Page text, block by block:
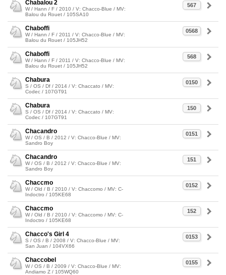
567
Chabalou 2
W / Hann / F / 2010 / V: Chacco-Blue / MV:
Balou du Rouet / 105SA10
0568
Chaboffi
W / Hann / F / 2011 / V: Chacco-Blue / MV:
Balou du Rouet / 105JH52
568
Chaboffi
W / Hann / F / 2011 / V: Chacco-Blue / MV:
Balou du Rouet / 105JH52
0150
Chabura
S / OS / Df / 2014 / V: Chaccato / MV:
Codec / 107GT91
150
Chabura
S / OS / Df / 2014 / V: Chaccato / MV:
Codec / 107GT91
0151
Chacandro
W / OS / B / 2012 / V: Chacco-Blue / MV:
Sandro Boy
151
Chacandro
W / OS / B / 2012 / V: Chacco-Blue / MV:
Sandro Boy
0152
Chaccmo
W / Old / B / 2010 / V: Chaccomo / MV: C-
Indoctro / 105KE68
152
Chaccmo
W / Old / B / 2010 / V: Chaccomo / MV: C-
Indoctro / 105KE68
0153
Chacco's Girl 4
S / OS / B / 2008 / V: Chacco-Blue / MV:
San Juan / 104VX66
0155
Chaccobel
W / OS / B / 2009 / V: Chacco-Blue / MV:
Andiamo Z / 105WQ60